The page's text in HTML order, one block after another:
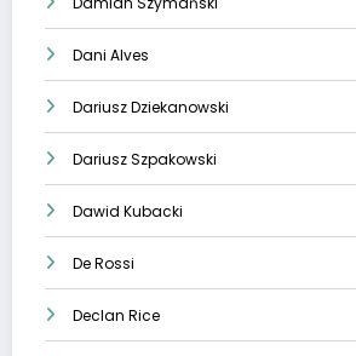
Dani Alves
Dariusz Dziekanowski
Dariusz Szpakowski
Dawid Kubacki
De Rossi
Declan Rice